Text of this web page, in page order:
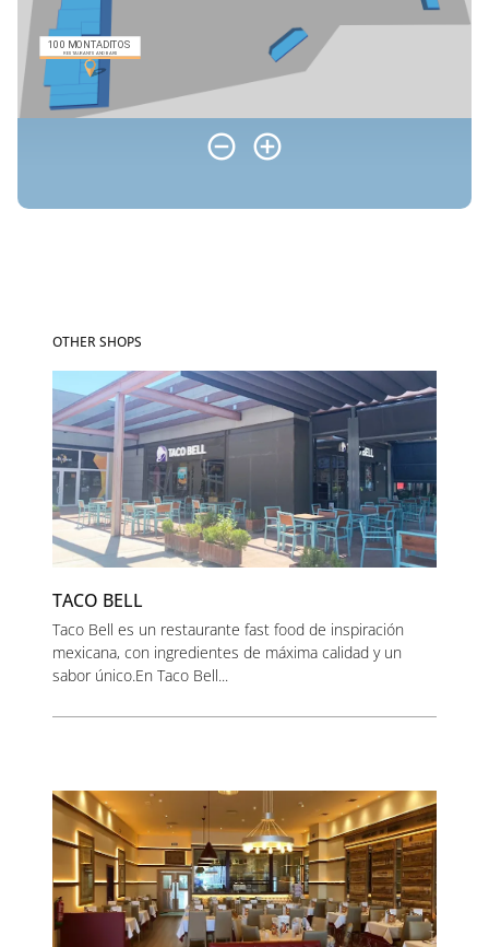
OTHER SHOPS
TACO BELL
Taco Bell es un restaurante fast food de inspiración
mexicana, con ingredientes de máxima calidad y un
sabor único.En Taco Bell...